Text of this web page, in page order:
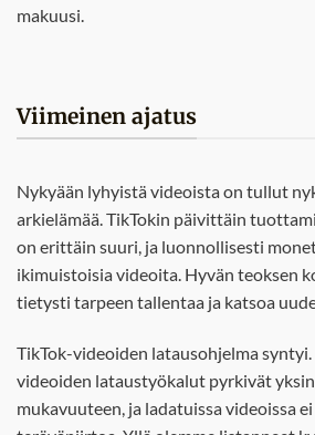
makuusi.
Viimeinen ajatus
Nykyään lyhyistä videoista on tullut
arkielämää. TikTokin päivittäin
on erittäin suuri, ja luonnollisesti
ikimuistoisia videoita. Hyvän teoksen
tietysti tarpeen tallentaa ja katsoa
TikTok-videoiden latausohjelma syntyi.
videoiden lataustyökalut pyrkivät
mukavuuteen, ja ladatuissa videoissa